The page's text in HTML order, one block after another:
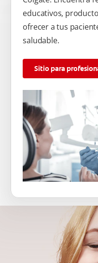
educativos,
ofrecer a tus
saludable.
Sitio para